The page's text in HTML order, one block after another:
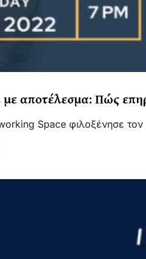
αποτέλεσμα: Πώς
Space φιλοξένησε